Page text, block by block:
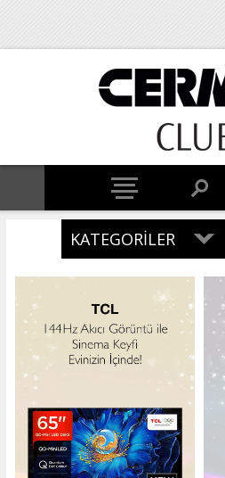
KATEGORILER